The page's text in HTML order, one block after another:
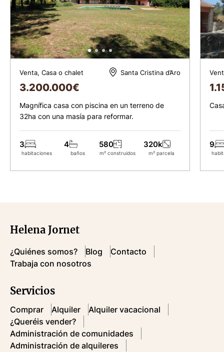
Venta, Casa o chalet Santa Cristina d’Aro
3.200.000€
Magnífica casa con piscina en un terreno de
32ha con una masía para reformar.
3
habitaciones
4
baños
580
m² construidos
320k
m² parcela
9
Helena Jornet
¿Quiénes somos? Blog
Contacto
Trabaja con nosotros
Servicios
Comprar Alquiler
Alquiler vacacional
¿Queréis vender?
Administración de comunidades
Administración de alquileres